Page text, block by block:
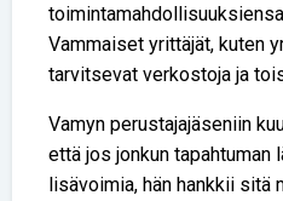
Vammaiset yrittäjät, kuten
tarvitsevat verkostoja ja
Vamyn perustajajäseniin
että jos jonkun tapahtuman
lisävoimia, hän hankkii sitä